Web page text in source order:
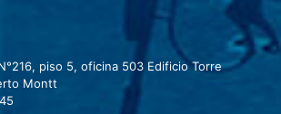
piso 5, oficina 503 Edificio Torre
Montt